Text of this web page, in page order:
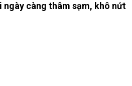
ngày càng thâm sạm, khô nứt